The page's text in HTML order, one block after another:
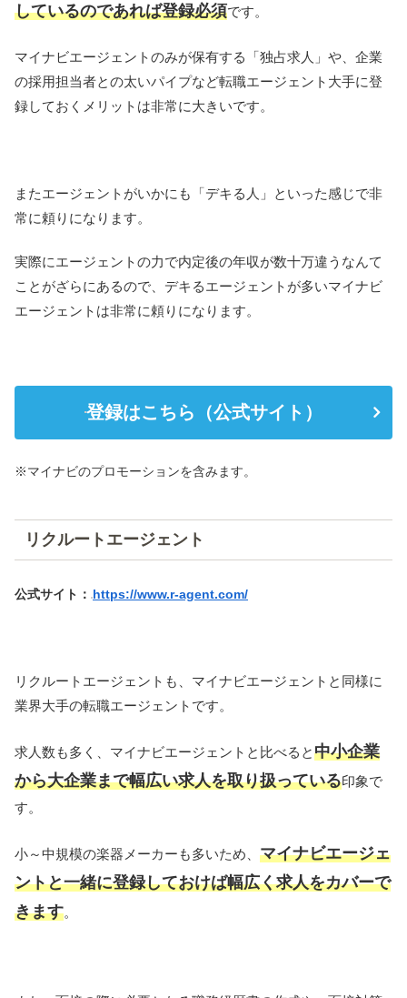
しているのであれば登録必須です。
マイナビエージェントのみが保有する「独占求人」や、企業
の採用担当者との太いパイプなど転職エージェント大手に登
録しておくメリットは非常に大きいです。
またエージェントがいかにも「デキる人」といった感じで非
常に頼りになります。
実際にエージェントの力で内定後の年収が数十万違うなんて
ことがざらにあるので、デキるエージェントが多いマイナビ
エージェントは非常に頼りになります。
登録はこちら（公式サイト）
※マイナビのプロモーションを含みます。
リクルートエージェント
公式サイト： https://www.r-agent.com/
リクルートエージェントも、マイナビエージェントと同様に
業界大手の転職エージェントです。
求人数も多く、マイナビエージェントと比べると中小企業
から大企業まで幅広い求人を取り扱っている印象で
す。
小～中規模の楽器メーカーも多いため、 マイナビエージェ
ントと一緒に登録しておけば幅広く求人をカバーで
きます。